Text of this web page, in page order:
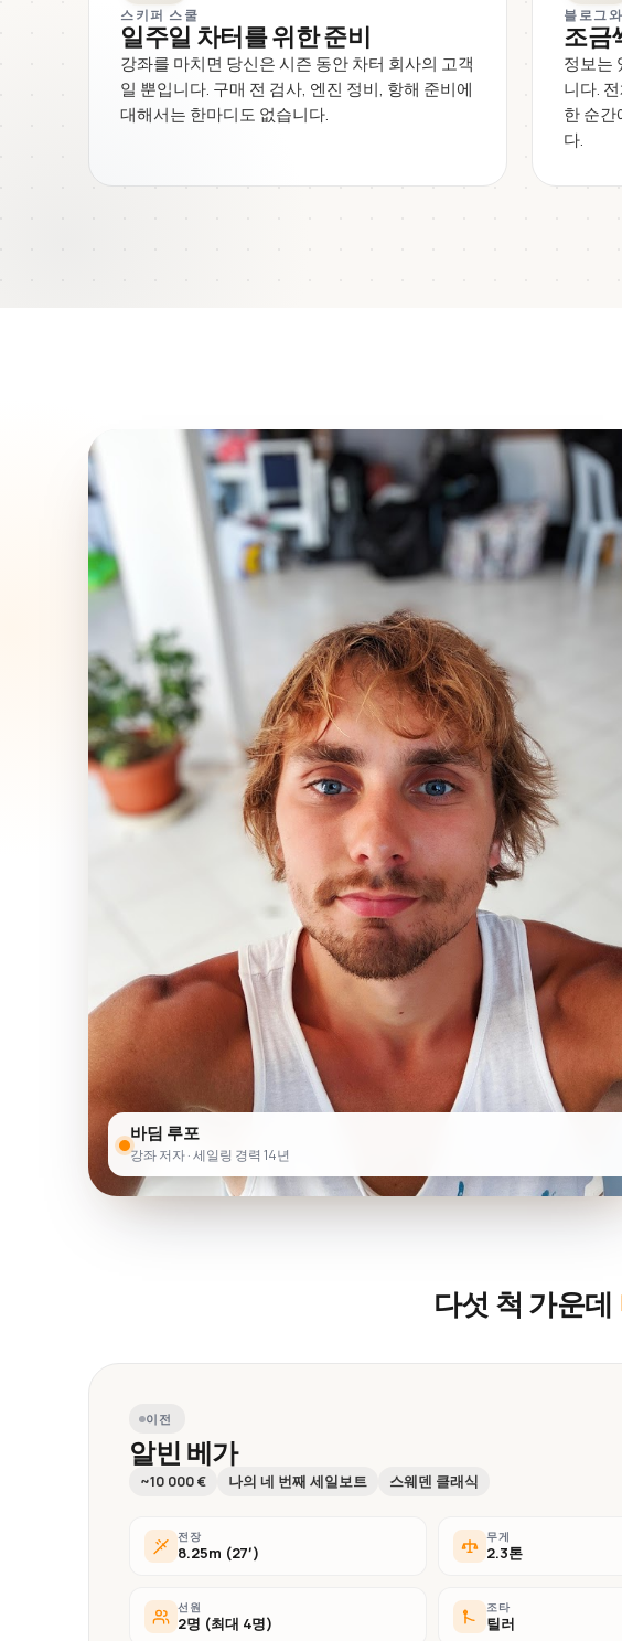
스키퍼 스쿨
일주일 차터를 위한 준비
강좌를 마치면 당신은 시즌 동안 차터 회사의 고객
일 뿐입니다. 구매 전 검사, 엔진 정비, 항해 준비에
대해서는 한마디도 없습니다.
블로그
조금
정보는
니다.
한 순간
다.
바딤 루포
강좌 저자 · 세일링 경력 14년
다섯 척 가운데
이전
알빈 베가
~10 000 € 나의 네 번째 세일보트 스웨덴 클래식
전장
8.25m (27′)
무게
2.3톤
선원
2명 (최대 4명)
조타
틸러